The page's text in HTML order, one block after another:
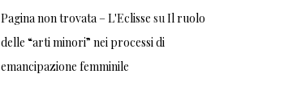
Pagina non trovata – L'Eclisse suIl ruolo
delle “arti minori” nei processi di
emancipazione femminile